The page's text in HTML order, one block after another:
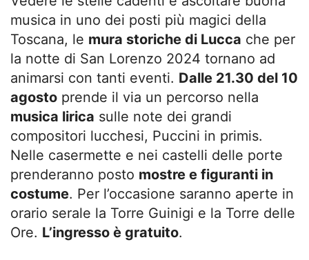
musica in uno dei posti più magici della
Toscana, le mura storiche di Lucca che per
la notte di San Lorenzo 2024 tornano ad
animarsi con tanti eventi. Dalle 21.30 del 10
agosto prende il via un percorso nella
musica lirica sulle note dei grandi
compositori lucchesi, Puccini in primis.
Nelle casermette e nei castelli delle porte
prenderanno posto mostre e figuranti in
costume. Per l’occasione saranno aperte in
orario serale la Torre Guinigi e la Torre delle
Ore. L’ingresso è gratuito.